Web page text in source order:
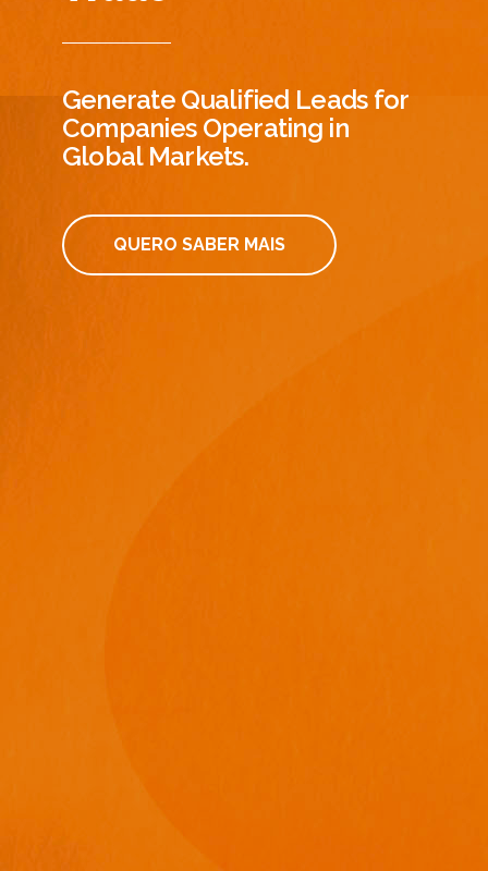
Generate Qualified Leads for
Companies Operating in
Global Markets.
QUERO SABER MAIS